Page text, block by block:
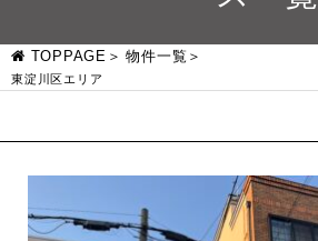
TOPPAGE 物件一覧
東淀川区エリア